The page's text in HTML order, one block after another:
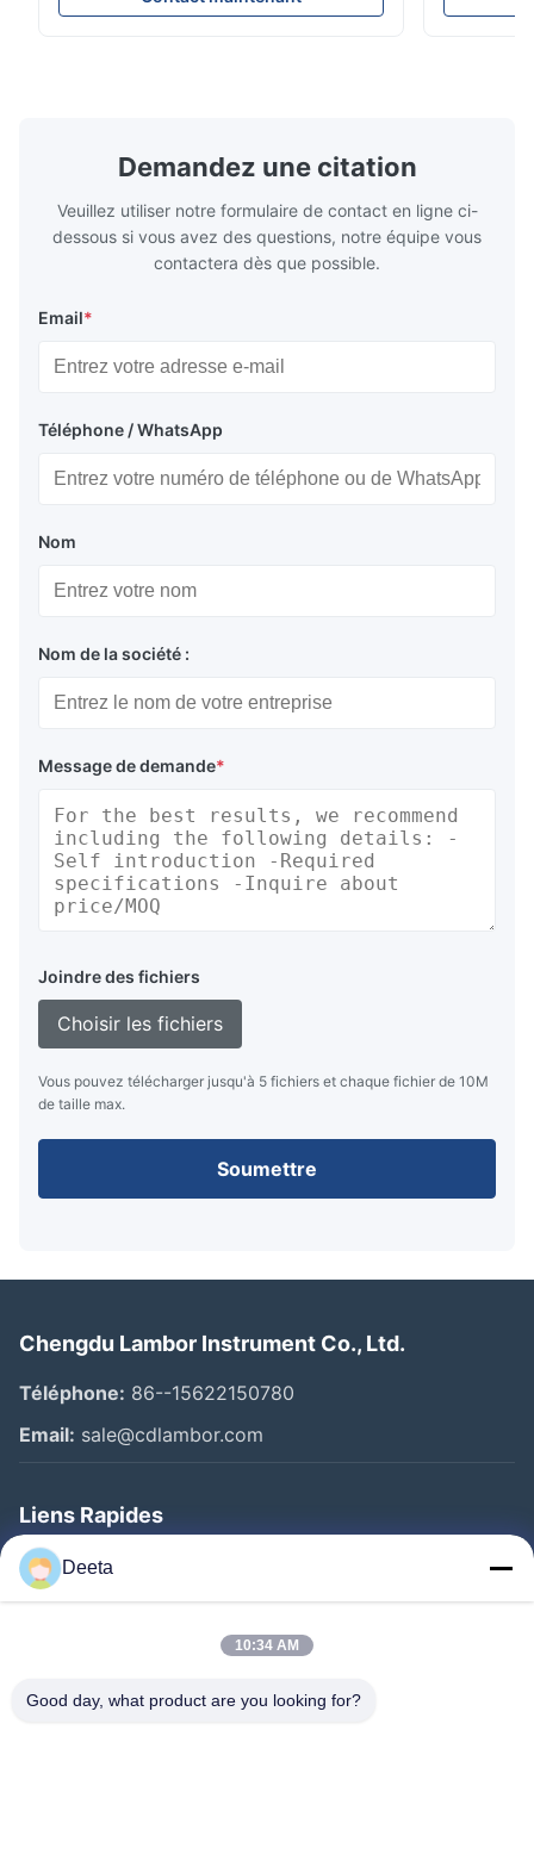
horizontale ou dans les tuyaux
brides :
Demandez une citation
Veuillez utiliser notre formulaire de contact en ligne ci-
dessous si vous avez des questions, notre équipe vous
contactera dès que possible.
Email*
Téléphone / WhatsApp
Nom
Nom de la société :
Message de demande*
Joindre des fichiers
Choisir les fichiers
Vous pouvez télécharger jusqu'à 5 fichiers et chaque fichier de 10M
de taille max.
Soumettre
Chengdu Lambor Instrument Co., Ltd.
Téléphone: 86--15622150780
Email: sale@cdlambor.com
Liens Rapides
Aperçu
Produits
Visite D'usine
Deeta
10:34 AM
Good day, what product are you looking for?